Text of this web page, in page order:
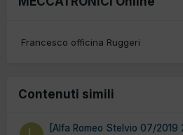
Francesco officina Ruggeri
Contenuti simili
[Alfa Romeo Stelvio 07/